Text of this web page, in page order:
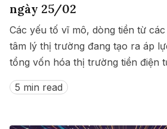
ngày 25/02
Các yếu tố vĩ mô, dòng tiền từ
tâm lý thị trường đang tạo ra áp
tổng vốn hóa thị trường tiền điện
5 min read